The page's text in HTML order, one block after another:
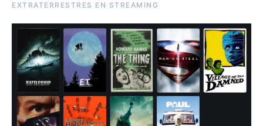
EXTRATERRESTRES EN STREAMING